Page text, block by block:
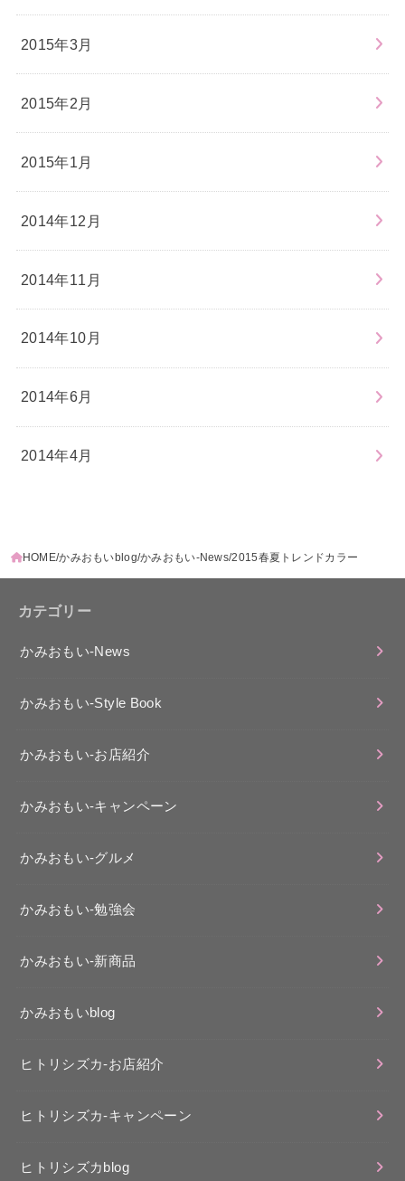
2015年3月
2015年2月
2015年1月
2014年12月
2014年11月
2014年10月
2014年6月
2014年4月
HOME かみおもいblog かみおもい-News 2015春夏トレンドカラー
カテゴリー
かみおもい-News
かみおもい-Style Book
かみおもい-お店紹介
かみおもい-キャンペーン
かみおもい-グルメ
かみおもい-勉強会
かみおもい-新商品
かみおもいblog
ヒトリシズカ-お店紹介
ヒトリシズカ-キャンペーン
ヒトリシズカblog